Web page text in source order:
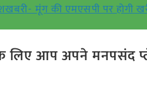
मूंग की एमएसपी पर होगी
लिए आप अपने मनपसंद